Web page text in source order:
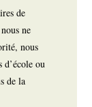
de
ne
nous
d’école ou
de la